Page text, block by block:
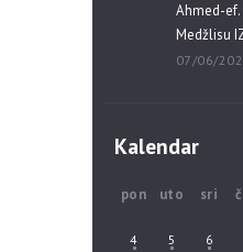
Ahmed-
Medžlisu
07/06/
Kalendar
pon uto sri
4
5 6